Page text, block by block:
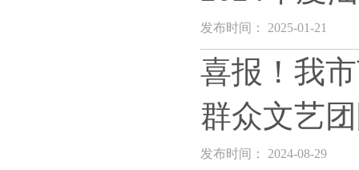
发布时间： 2025-01-21
喜报！我
群众文艺
发布时间： 2024-08-29